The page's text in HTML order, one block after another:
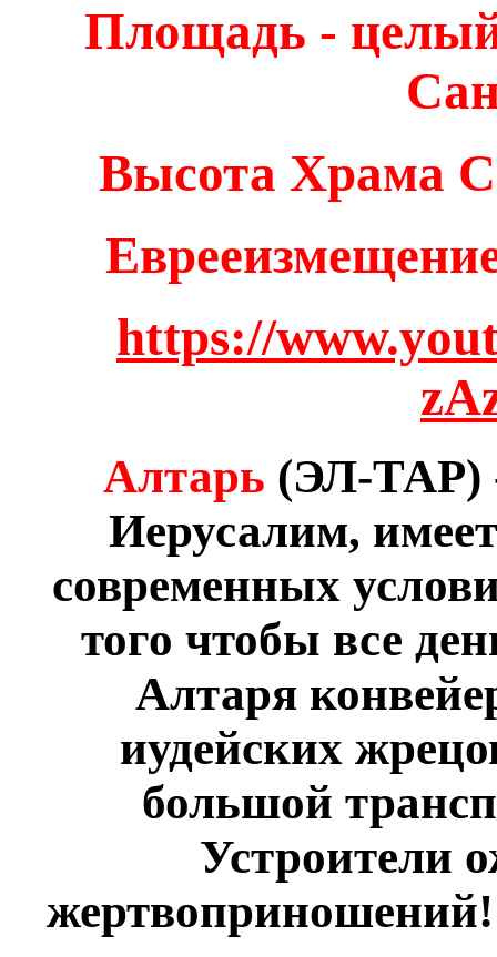
Площадь - целый
Высота Храма
https://
Алтарь (ЭЛ-ТАР)
Иерусалим,
современных
того чтобы все
Алтаря
иудейских
большой
Устроители
жертвоприношений!